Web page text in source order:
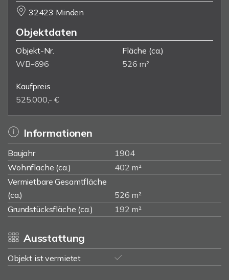
32423 Minden
Objektdaten
Objekt-Nr.
WB-696
Fläche (ca.)
526 m²
Kaufpreis
525.000,- €
Informationen
Baujahr
1904
Wohnfläche (ca.)
402 m²
Vermietbare Gesamtfläche
(ca.)
526 m²
Grundstücksfläche (ca.)
192 m²
Ausstattung
Objekt ist vermietet